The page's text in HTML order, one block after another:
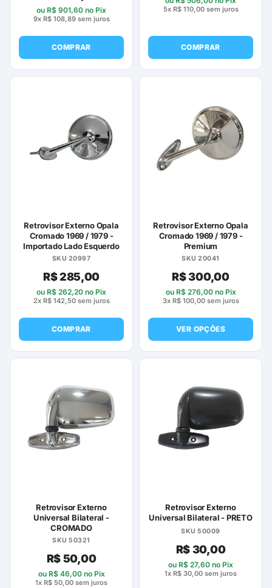
ou R$ 901,60 no Pix
9x R$108,89sem juros
COMPRAR
5x R$110,00sem juros
COMPRAR
Retrovisor Externo Opala
Cromado 1969 / 1979 -
Importado Lado Esquerdo
SKU 20997
R$285,00
ou R$ 262,20 no Pix
2x R$142,50sem juros
COMPRAR
Retrovisor Externo Opala
Cromado 1969 / 1979 -
Premium
SKU 20041
R$300,00
ou R$276,00no Pix
3x R$100,00sem juros
VER OPÇÕES
Este
várias
variantes.
opções
podem
página
do
produto
Retrovisor Externo
Universal Bilateral -
CROMADO
SKU 50321
R$50,00
ou R$46,00no Pix
1x R$ 50,00 sem juros
Retrovisor Externo
Universal Bilateral - PRETO
SKU 50009
R$30,00
ou R$ 27,60 no Pix
1x R$ 30,00 sem juros